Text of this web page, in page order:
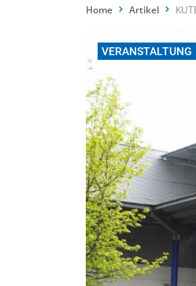
Home Artikel
VERANSTALTUNG